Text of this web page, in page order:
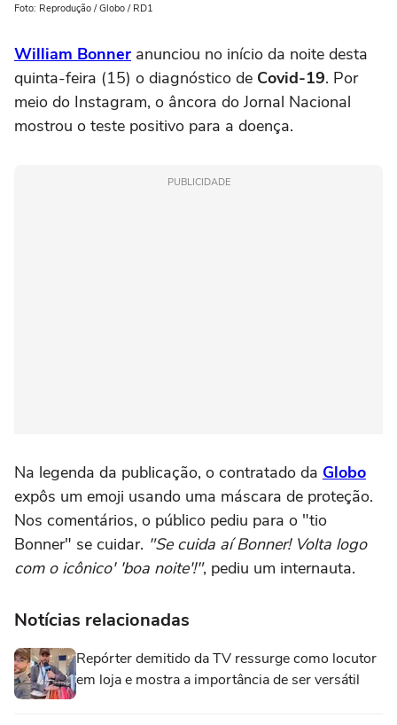
Foto: Reprodução / Globo / RD1
William Bonner anunciou no início da noite desta
quinta-feira (15) o diagnóstico de Covid-19. Por
meio do Instagram, o âncora do Jornal Nacional
mostrou o teste positivo para a doença.
PUBLICIDADE
Na legenda da publicação, o contratado da Globo
expôs um emoji usando uma máscara de proteção.
Nos comentários, o público pediu para o "tio
Bonner" se cuidar. "Se cuida aí Bonner! Volta logo
com o icônico' 'boa noite'!", pediu um internauta.
Notícias relacionadas
Repórter demitido da TV ressurge como locutor
em loja e mostra a importância de ser versátil